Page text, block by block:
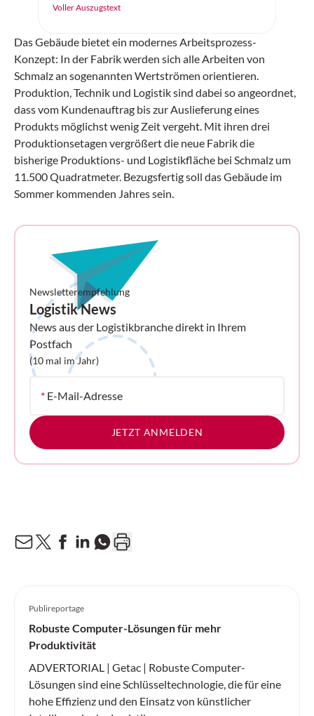
und sicher arbeiten. Der «SC20+» von
Vollgummireifen – gemacht für
Höchstleistung auf jedem Untergrund.
Voller Auszugstext
Das Gebäude bietet ein modernes Arbeitsprozess-
Konzept: In der Fabrik werden sich alle Arbeiten von
Schmalz an sogenannten Wertströmen orientieren.
Produktion, Technik und Logistik sind dabei so angeordnet,
dass vom Kundenauftrag bis zur Auslieferung eines
Produkts möglichst wenig Zeit vergeht. Mit ihren drei
Produktionsetagen vergrößert die neue Fabrik die
bisherige Produktions- und Logistikfläche bei Schmalz um
11.500 Quadratmeter. Bezugsfertig soll das Gebäude im
Sommer kommenden Jahres sein.
Newsletterempfehlung
Logistik News
News aus der Logistikbranche direkt in Ihrem
Postfach
(10 mal im Jahr)
* E-Mail-Adresse
JETZT ANMELDEN
Publireportage
Robuste Computer-Lösungen für mehr
Produktivität
ADVERTORIAL | Getac | Robuste Computer-
Lösungen sind eine Schlüsseltechnologie, die für eine
hohe Effizienz und den Einsatz von künstlicher